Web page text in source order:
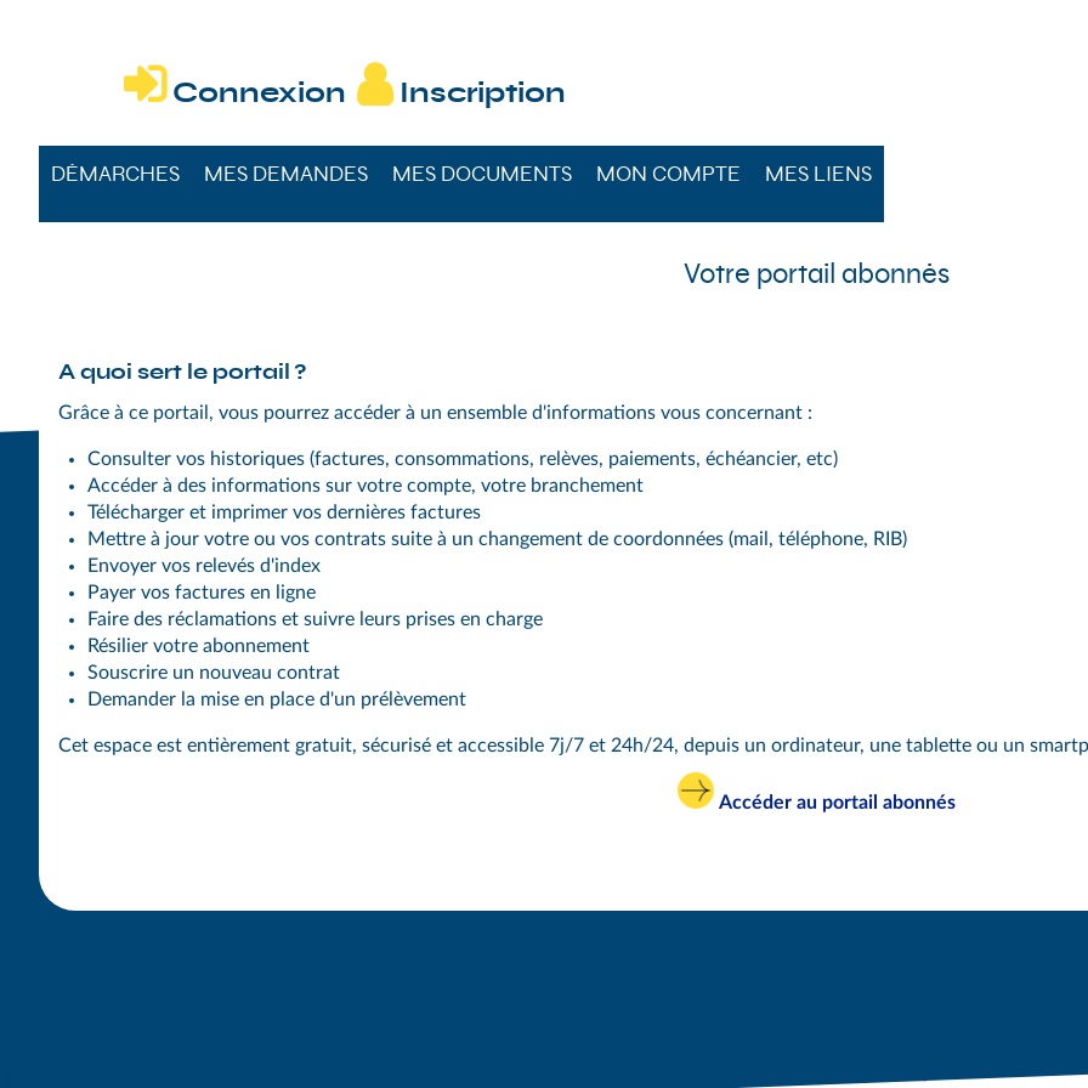
 Connexion  Inscription
DÉMARCHES MES DEMANDES MES DOCUMENTS MON COMPTE MES LIENS
Votre portail abonnés
A quoi sert le portail ?
Grâce à ce portail, vous pourrez accéder à un ensemble d'informations vous concernant :
Consulter vos historiques (factures, consommations, relèves, paiements, échéancier, etc)
Accéder à des informations sur votre compte, votre branchement
Télécharger et imprimer vos dernières factures
Mettre à jour votre ou vos contrats suite à un changement de coordonnées (mail, téléphone, RIB)
Envoyer vos relevés d'index
Payer vos factures en ligne
Faire des réclamations et suivre leurs prises en charge
Résilier votre abonnement
Souscrire un nouveau contrat
Demander la mise en place d'un prélèvement
Cet espace est entièrement gratuit, sécurisé et accessible 7j/7 et 24h/24, depuis un ordinateur, une tablette ou un
Accéder au portail abonnés